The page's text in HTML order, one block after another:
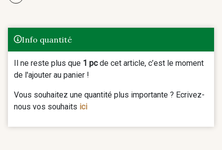
Info quantité
Il ne reste plus que 1 pcde cet article, c’est le moment
de l'ajouter au panier !
Vous souhaitez une quantité plus importante ? Ecrivez-
nous vos souhaits ici